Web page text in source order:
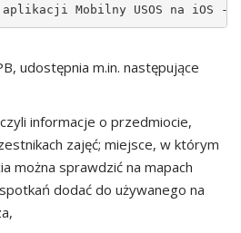
aplikacji Mobilny USOS na iOS
udostępnia m.in. następujące
informacje o przedmiocie,
zajęć; miejsce, w którym
można sprawdzić na mapach
dodać do używanego na